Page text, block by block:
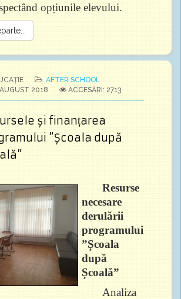
opțiunile elevului.
AFTER SCHOOL
2018
ACCESĂRI: 2713
și finanțarea
”Școala după
Resurse
necesare
derulării
programului
”Școala
după
Școală”
Analiza